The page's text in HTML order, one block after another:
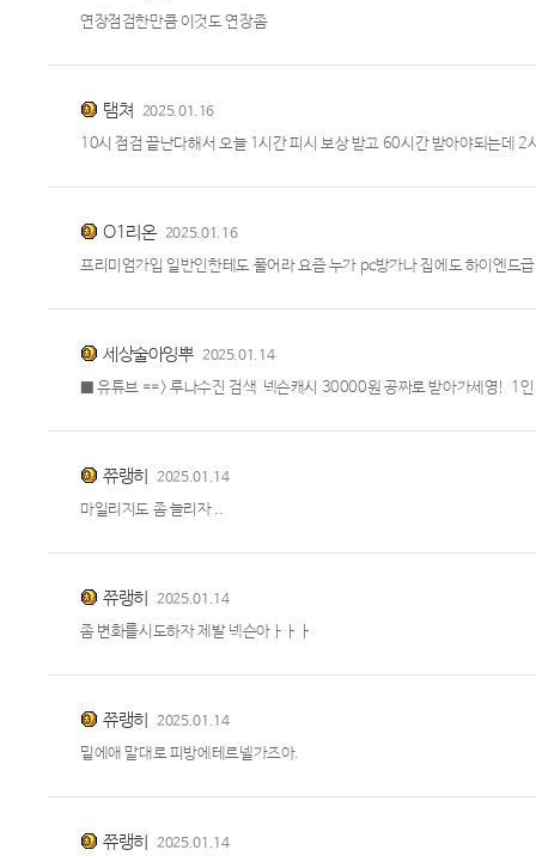
연장점검한만큼 이것도 연장좀
탬쳐 2025.01.16
10시 점검 끝난다해서 오늘 1시간 피시 보상 받고 60시간 받아야되는데
O1리온 2025.01.16
프리미엄가입 일반인한테도 풀어라 요즘 누가 pc방가나 집에도 하이엔드
세상술아잉뿌 2025.01.14
■ 유튜브 ==> 루나수진 검색 넥슨캐시 30000원 공짜로 받아가세영! 1
쮸랭히 2025.01.14
마일리지도 좀 늘리자 ..
쮸랭히 2025.01.14
좀 변화를시도하자 제발 넥슨아ㅏㅏㅏ
쮸랭히 2025.01.14
밑에애 말대로 피방에테르넬가즈아.
쮸랭히 2025.01.14